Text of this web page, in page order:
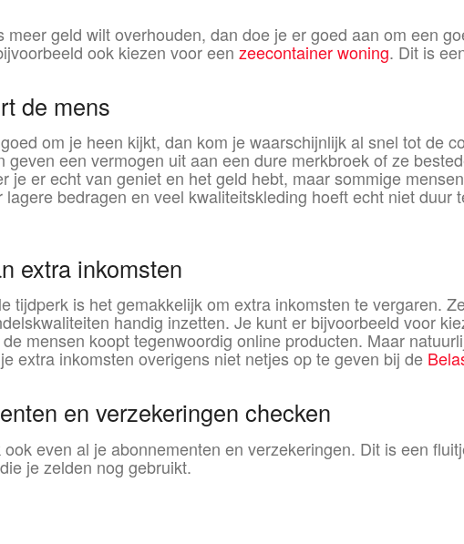
meer geld wilt overhouden, dan doe je er goed aan om een
ook kiezen voor een zeecontainer woning. Dit is
de mens
om je heen kijkt, dan kom je waarschijnlijk al snel tot de
geven een vermogen uit aan een dure merkbroek of ze
je er echt van geniet en het geld hebt, maar sommige
lagere bedragen en veel kwaliteitskleding hoeft echt niet
extra inkomsten
tijdperk is het gemakkelijk om extra inkomsten te vergaren.
handig inzetten. Je kunt er bijvoorbeeld voor
mensen koopt tegenwoordig online producten. Maar
extra inkomsten overigens niet netjes op te geven bij de
en verzekeringen checken
even al je abonnementen en verzekeringen. Dit is een
je zelden nog gebruikt.